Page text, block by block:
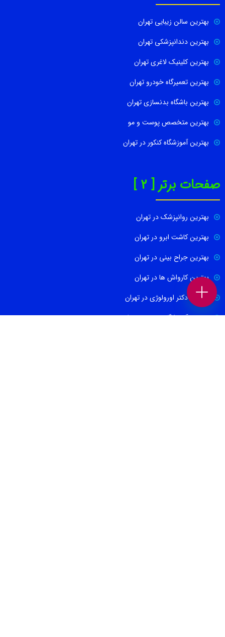
بهترین سالن زیبایی تهران
بهترین دندانپزشکی تهران
بهترین کلینیک لاغری تهران
بهترین تعمیرگاه خودرو تهران
بهترین باشگاه بدنسازی تهران
بهترین متخصص پوست و مو
بهترین آموزشگاه کنکور در تهران
صفحات برتر [ 2 ]
بهترین روانپزشک در تهران
بهترین کاشت ابرو در تهران
بهترین جراح بینی در تهران
بهترین کارواش ها در تهران
بهترین دکتر اورولوژی در تهران
بهترین آموزشگاه موسیقی تهران